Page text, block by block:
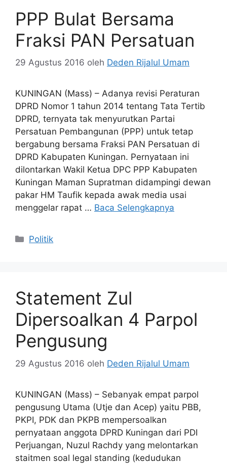
PPP Bulat Bersama
Fraksi PAN Persatuan
29 Agustus 2016 oleh Deden Rijalul Umam
KUNINGAN (Mass) – Adanya revisi Peraturan
DPRD Nomor 1 tahun 2014 tentang Tata Tertib
DPRD, ternyata tak menyurutkan Partai
Persatuan Pembangunan (PPP) untuk tetap
bergabung bersama Fraksi PAN Persatuan di
DPRD Kabupaten Kuningan. Pernyataan ini
dilontarkan Wakil Ketua DPC PPP Kabupaten
Kuningan Maman Supratman didampingi dewan
pakar HM Taufik kepada awak media usai
menggelar rapat … Baca Selengkapnya
Kategori
Politik
Statement Zul
Dipersoalkan 4 Parpol
Pengusung
29 Agustus 2016 oleh Deden Rijalul Umam
KUNINGAN (Mass) – Sebanyak empat parpol
pengusung Utama (Utje dan Acep) yaitu PBB,
PKPI, PDK dan PKPB mempersoalkan
pernyataan anggota DPRD Kuningan dari PDI
Perjuangan, Nuzul Rachdy yang melontarkan
staitmen soal legal standing (kedudukan